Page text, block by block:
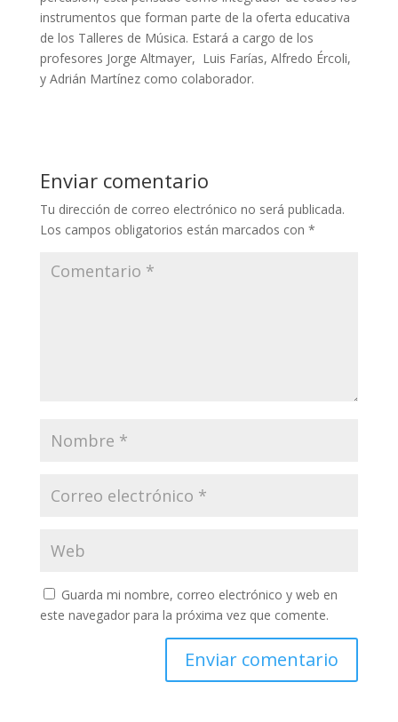
instrumentos que forman parte de la oferta educativa
de los Talleres de Música. Estará a cargo de los
profesores Jorge Altmayer, Luis Farías, Alfredo Ércoli,
y Adrián Martínez como colaborador.
Enviar comentario
Tu dirección de correo electrónico no será publicada.
Los campos obligatorios están marcados con *
Guarda mi nombre, correo electrónico y web en
este navegador para la próxima vez que comente.